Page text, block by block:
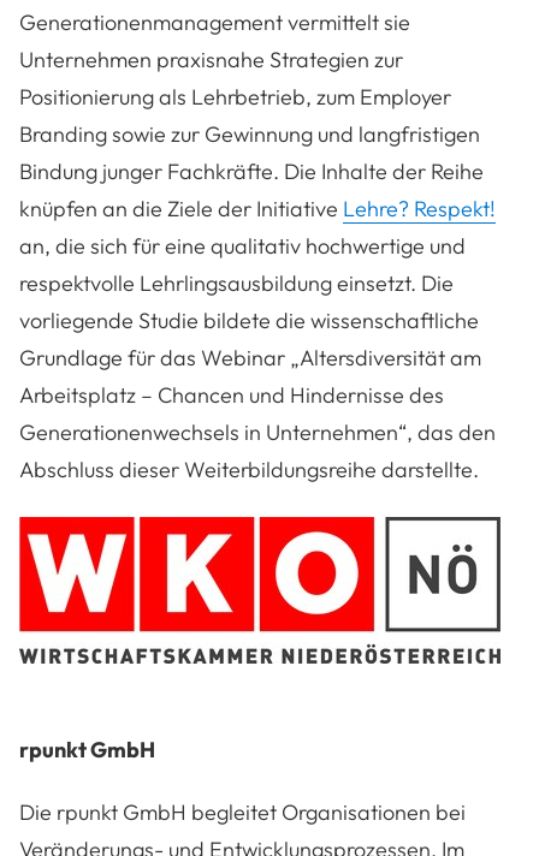
Generationenmanagement vermittelt sie
Unternehmen praxisnahe Strategien zur
Positionierung als Lehrbetrieb, zum Employer
Branding sowie zur Gewinnung und langfristigen
Bindung junger Fachkräfte. Die Inhalte der Reihe
knüpfen an die Ziele der Initiative Lehre? Respekt!
an, die sich für eine qualitativ hochwertige und
respektvolle Lehrlingsausbildung einsetzt. Die
vorliegende Studie bildete die wissenschaftliche
Grundlage für das Webinar „Altersdiversität am
Arbeitsplatz – Chancen und Hindernisse des
Generationenwechsels in Unternehmen“, das den
Abschluss dieser Weiterbildungsreihe darstellte.
rpunkt GmbH
Die rpunkt GmbH begleitet Organisationen bei
Veränderungs- und Entwicklungsprozessen. Im